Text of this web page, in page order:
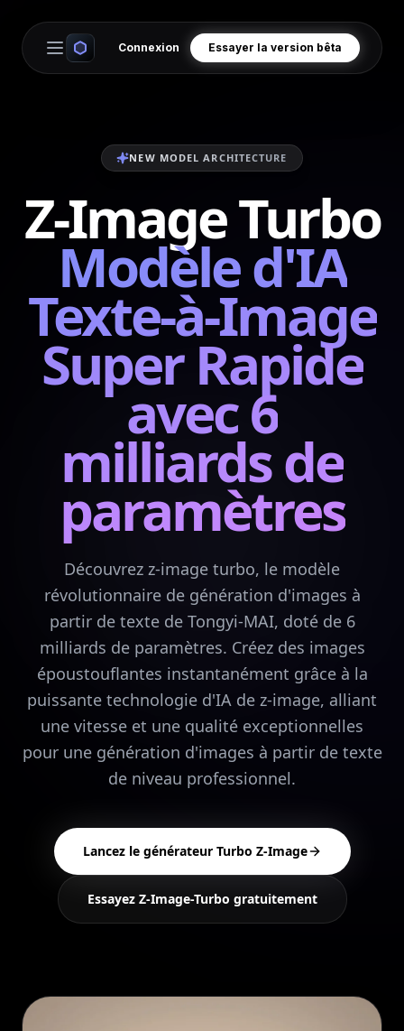
Open main menu
Connexion Essayer la version bêta
NEW MODEL ARCHITECTURE
Z-Image Turbo
Modèle d'IA
Texte-à-Image
Super Rapide
avec 6
milliards de
paramètres
Découvrez z-image turbo, le modèle
révolutionnaire de génération d'images à
partir de texte de Tongyi-MAI, doté de 6
milliards de paramètres. Créez des images
époustouflantes instantanément grâce à la
puissante technologie d'IA de z-image, alliant
une vitesse et une qualité exceptionnelles
pour une génération d'images à partir de texte
de niveau professionnel.
Lancez le générateur Turbo Z-Image
Essayez Z-Image-Turbo gratuitement